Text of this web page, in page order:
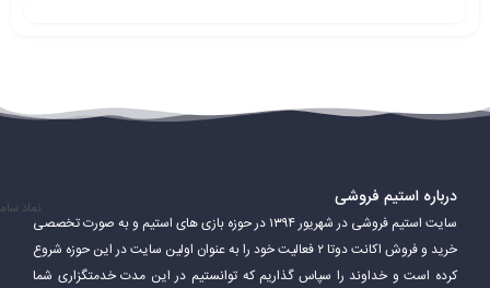
قهرمان دارای توانایی‌ها، قدرت‌ها و ضعف‌های منحصر به فرد خود است.
کنند.
دوتا 2 یک بازی بسیار پیچیده و عمیق است. بازیکنان باید مهارت‌های
مختلفی مانند هدف‌گیری، کار تیمی، استراتژی و مدیریت منابع را برای
درباره استیم فروشی
سایت استیم فروشی در شهریور ۱۳۹۴ در حوزه بازی های استیم و به صورت تخصصی
خرید و فروش اکانت دوتا ۲ فعالیت خود را به عنوان اولین سایت در این حوزه شروع
کرده است و خداوند را سپاس گذاریم که توانستیم در این مدت خدمتگزاری شما
نماد